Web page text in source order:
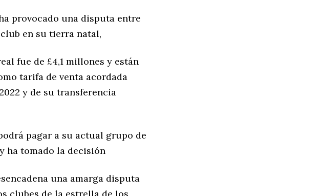
provocado una disputa entre
en su tierra natal,
fue de £4,1 millones y están
tarifa de venta acordada
y de su transferencia
pagar a su actual grupo de
ha tomado la decisión
una amarga disputa
clubes de la estrella de los